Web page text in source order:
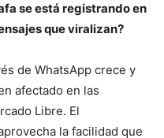
se está registrando en
que viralizan?
de WhatsApp crece y
afectado en las
Libre. El
la facilidad que